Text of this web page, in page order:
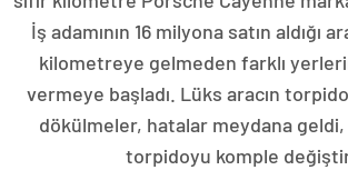
İş adamının 16 milyona satın aldığı
kilometreye gelmeden farklı
vermeye başladı. Lüks aracın
dökülmeler, hatalar meydana
torpidoyu komple